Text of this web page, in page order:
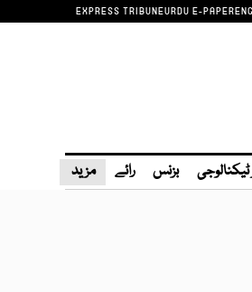
EXPRESS TRIBUNEURDU E-PAPER
بزنس رائے مزید